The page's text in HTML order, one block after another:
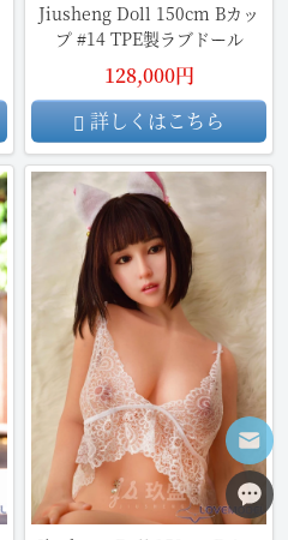
Jiusheng Doll 150cm Bカッ
プ #14 TPE製ラブドール
128,000円
詳しくはこちら